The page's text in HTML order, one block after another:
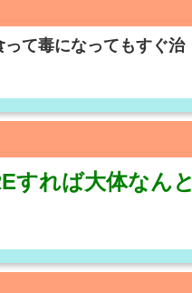
て毒になってもすぐ治
すれば大体なんと